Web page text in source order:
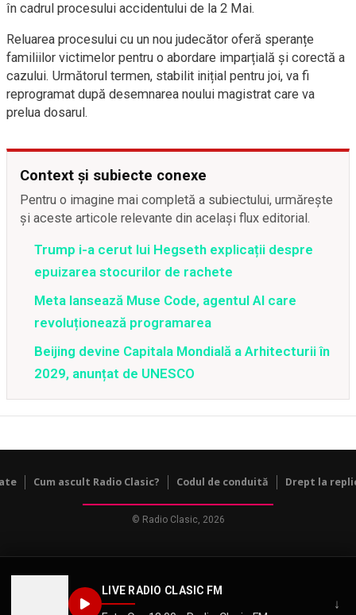
LIVE RADIO CLASIC FM
↓
în cadrul procesului accidentului de la 2 Mai.
Reluarea procesului cu un nou judecător oferă speranțe
familiilor victimelor pentru o abordare imparțială și corectă a
cazului. Următorul termen, stabilit inițial pentru joi, va fi
reprogramat după desemnarea noului magistrat care va
prelua dosarul.
Context și subiecte conexe
Pentru o imagine mai completă a subiectului, urmărește
și aceste articole relevante din același flux editorial.
Trump i-a cerut lui Hegseth explicații despre
epuizarea stocurilor de rachete
Meta lansează Muse Code, agentul AI care
revoluționează programarea
Beijing devine Capitala Mondială a Arhitecturii în
2029, anunțat de UNESCO
Cum ascult Radio Clasic? Codul de conduită Drept la
© Radio Clasic, 2026